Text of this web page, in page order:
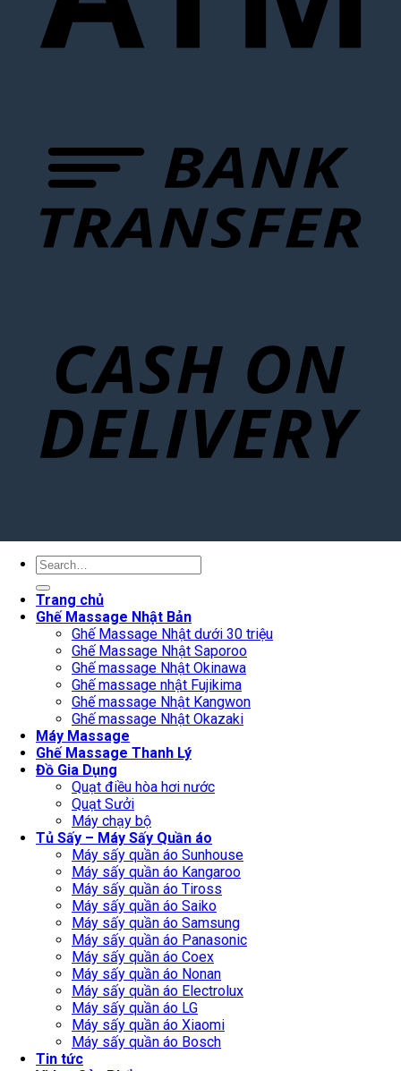
Search
for:
Trang chủ
Ghế Massage Nhật Bản
Ghế Massage Nhật dưới 30 triệu
Ghế Massage Nhật Saporoo
Ghế massage Nhật Okinawa
Ghế massage nhật Fujikima
Ghế massage Nhật Kangwon
Ghế massage Nhật Okazaki
Máy Massage
Ghế Massage Thanh Lý
Đồ Gia Dụng
Quạt điều hòa hơi nước
Quạt Sưởi
Máy chạy bộ
Tủ Sấy – Máy Sấy Quần áo
Máy sấy quần áo Sunhouse
Máy sấy quần áo Kangaroo
Máy sấy quần áo Tiross
Máy sấy quần áo Saiko
Máy sấy quần áo Samsung
Máy sấy quần áo Panasonic
Máy sấy quần áo Coex
Máy sấy quần áo Nonan
Máy sấy quần áo Electrolux
Máy sấy quần áo LG
Máy sấy quần áo Xiaomi
Máy sấy quần áo Bosch
Tin tức